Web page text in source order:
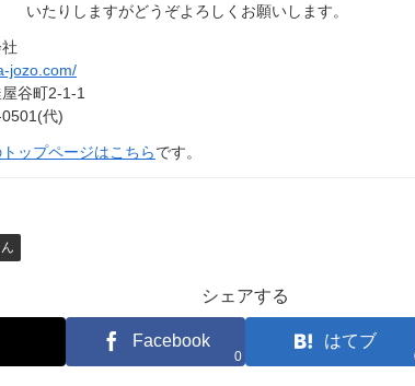
いたりしますがどうぞよろしくお願いします。
jozo.com/
谷町2-1-1
代)
ップページはこちらです。
シェアする
Facebook
0
はてブ